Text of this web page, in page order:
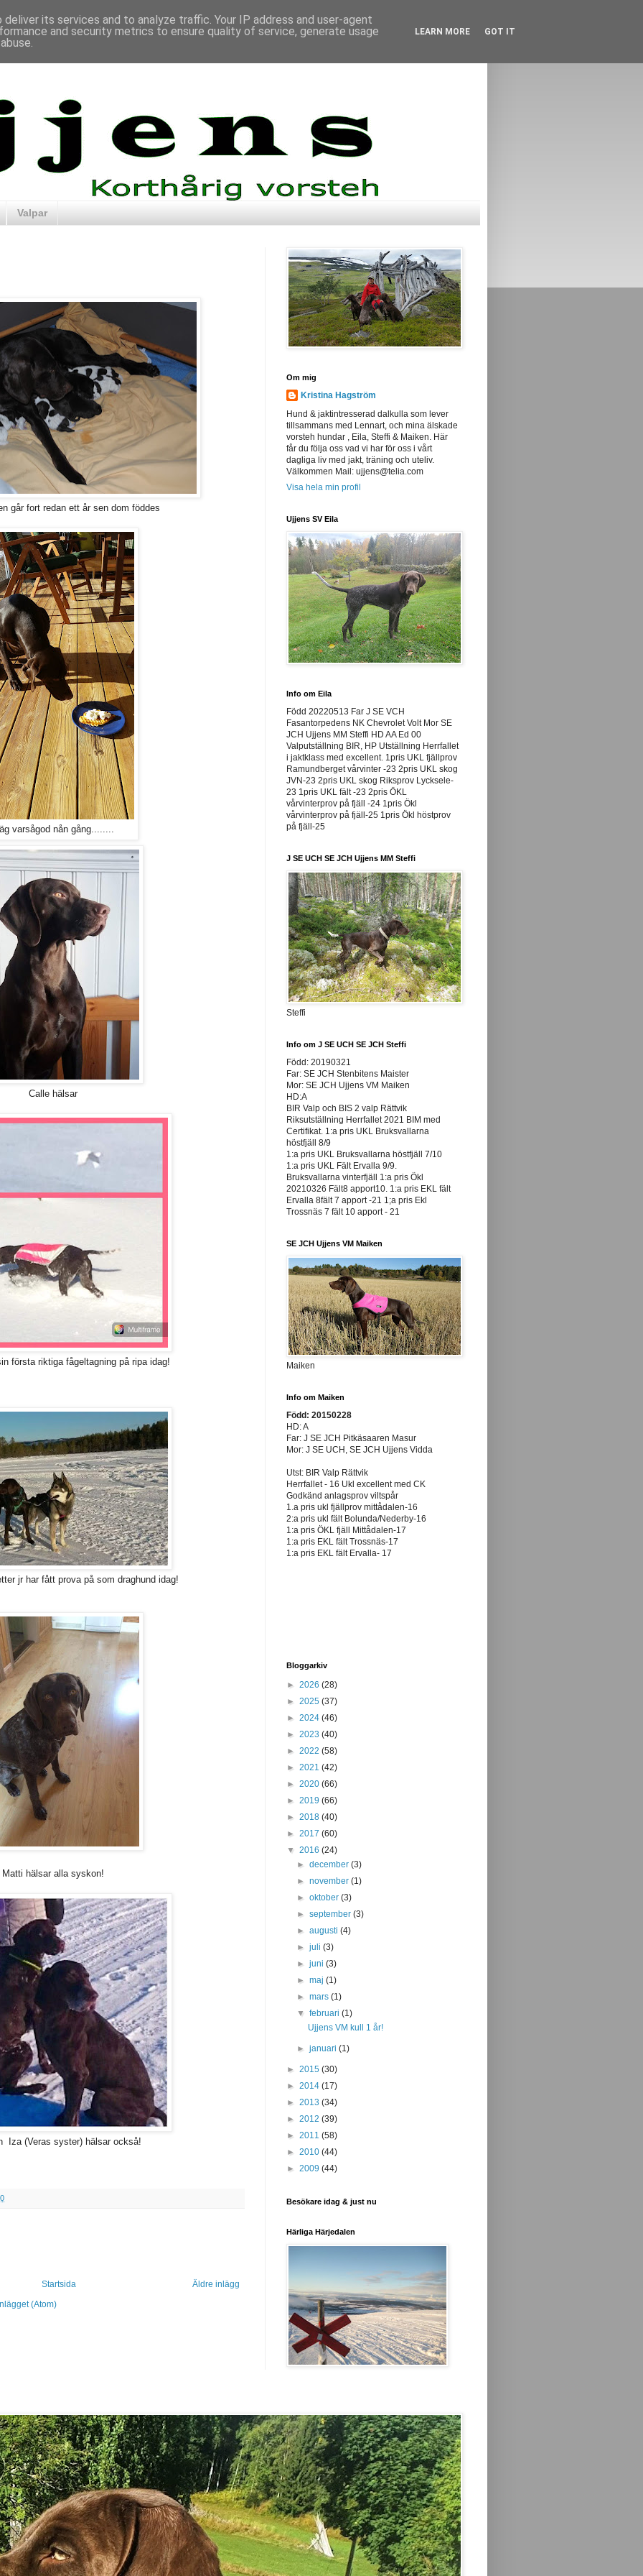
Valpar
går fort redan ett år sen dom föddes
varsågod nån gång........
Calle hälsar
första riktiga fågeltagning på ripa idag!
jr har fått prova på som draghund idag!
Matti hälsar alla syskon!
Iza (Veras syster) hälsar också!
Äldre inlägg
Startsida
(Atom)
Om mig
Kristina Hagström
Hund & jaktintresserad dalkulla som lever
tillsammans med Lennart, och mina älskade
vorsteh hundar , Eila, Steffi & Maiken. Här
får du följa oss vad vi har för oss i vårt
dagliga liv med jakt, träning och uteliv.
Välkommen Mail: ujjens@telia.com
Visa hela min profil
Ujjens SV Eila
Info om Eila
Född 20220513 Far J SE VCH
Fasantorpedens NK Chevrolet Volt Mor SE
JCH Ujjens MM Steffi HD AA Ed 00
Valputställning BIR, HP Utställning Herrfallet
i jaktklass med excellent. 1pris UKL fjällprov
Ramundberget vårvinter -23 2pris UKL skog
JVN-23 2pris UKL skog Riksprov Lycksele-
23 1pris UKL fält -23 2pris ÖKL
vårvinterprov på fjäll -24 1pris Ökl
vårvinterprov på fjäll-25 1pris Ökl höstprov
på fjäll-25
J SE UCH SE JCH Ujjens MM Steffi
Steffi
Info om J SE UCH SE JCH Steffi
Född: 20190321
Far: SE JCH Stenbitens Maister
Mor: SE JCH Ujjens VM Maiken
HD:A
BIR Valp och BIS 2 valp Rättvik
Riksutställning Herrfallet 2021 BIM med
Certifikat. 1:a pris UKL Bruksvallarna
höstfjäll 8/9
1:a pris UKL Bruksvallarna höstfjäll 7/10
1:a pris UKL Fält Ervalla 9/9.
Bruksvallarna vinterfjäll 1:a pris Ökl
20210326 Fält8 apport10. 1:a pris EKL fält
Ervalla 8fält 7 apport -21 1;a pris Ekl
Trossnäs 7 fält 10 apport - 21
SE JCH Ujjens VM Maiken
Maiken
Info om Maiken
Född: 20150228
HD: A
Far: J SE JCH Pitkäsaaren Masur
Mor: J SE UCH, SE JCH Ujjens Vidda
Utst: BIR Valp Rättvik
Herrfallet - 16 Ukl excellent med CK
Godkänd anlagsprov viltspår
1.a pris ukl fjällprov mittådalen-16
2:a pris ukl fält Bolunda/Nederby-16
1:a pris ÖKL fjäll Mittådalen-17
1:a pris EKL fält Trossnäs-17
1:a pris EKL fält Ervalla- 17
Bloggarkiv
► 2026 (28)
► 2025 (37)
► 2024 (46)
► 2023 (40)
► 2022 (58)
► 2021 (42)
► 2020 (66)
► 2019 (66)
► 2018 (40)
► 2017 (60)
▼ 2016 (24)
►december(3)
►november(1)
►oktober(3)
►september(3)
►augusti(4)
►juli(3)
►juni(3)
►maj(1)
►mars(1)
▼februari(1)
Ujjens VM kull 1 år!
►januari(1)
► 2015 (30)
► 2014 (17)
► 2013 (34)
► 2012 (39)
► 2011 (58)
► 2010 (44)
► 2009 (44)
Besökare idag & just nu
Härliga Härjedalen
its services and to analyze traffic. Your IP address and user-agent
and security metrics to ensure quality of service, generate usage
LEARN MORE GOT IT